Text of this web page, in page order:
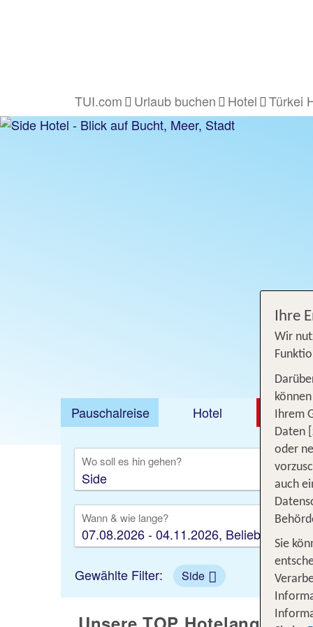
TUI.com Urlaub buchen Hotel Türkei
Pauschalreise Hotel
Wo soll es hin gehen?
Wann & wie lange?
07.08.2026 - 04.11.2026, Beliebig
Gewählte Filter: Side
Ihre
Wir
Ihrem
Daten
oder
auch
Sie